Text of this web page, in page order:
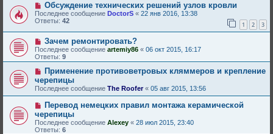
Обсуждение технических решений узлов кровли
Последнее сообщение DoctorS « 22 янв 2016, 13:38
Ответы: 42 1 2 3
Зачем ремонтировать?
Последнее сообщение artemiy86 « 06 окт 2015, 16:17
Ответы: 9
Применение противоветровых кляммеров и крепление
черепицы
Последнее сообщение The Roofer« 05 авг 2015, 13:56
Перевод немецких правил монтажа керамической
черепицы
Последнее сообщение Alexey « 28 июл 2015, 23:40
Ответы: 6